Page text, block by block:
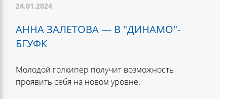
24.01.2024
АННА ЗАЛЕТОВА — В "ДИНАМО"-
БГУФК
Молодой голкипер получит возможность
проявить себя на новом уровне.